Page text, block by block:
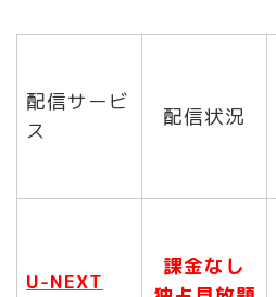
配信サービ
ス
配信状況
U-NEXT
課金なし